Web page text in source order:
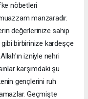
nöbetleri
manzaradır.
değerlerinize sahip
gibi birbirinize kardeşçe
izniyle nehri
karşımdaki şu
gençlerini ruh
Geçmişte